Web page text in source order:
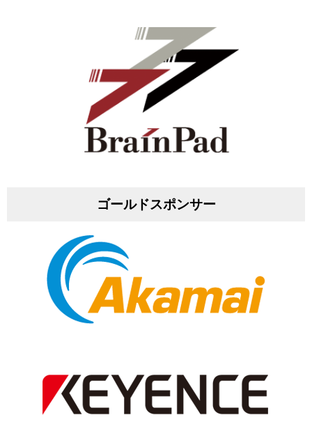
ゴールドスポンサー